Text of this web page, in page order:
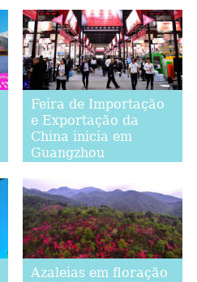
Feira de Importação
e Exportação da
China inicia em
Guangzhou
Azaleias em floração